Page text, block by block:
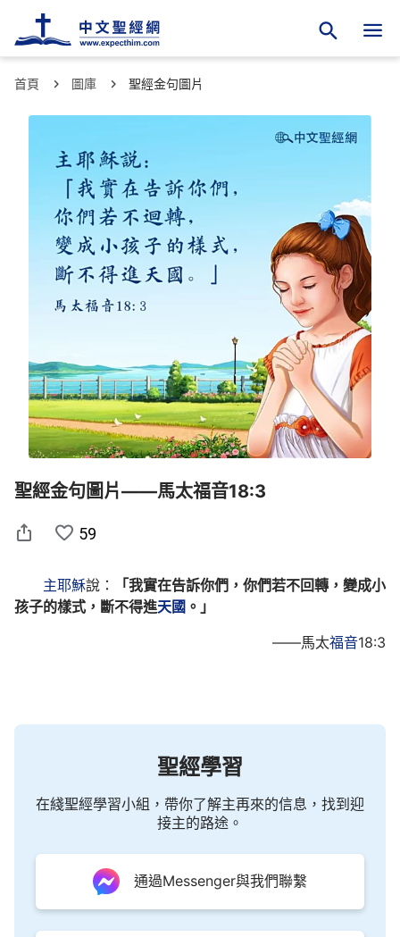
首頁 圖庫 聖經金句圖片
聖經金句圖片——馬太福音18:3
59
主耶穌說：
「我實在告訴你們，你們若不回轉，變成小
孩子的樣式，斷不得進天國 。」
——馬太福音18:3
聖經學習
在綫聖經學習小組，帶你了解主再來的信息，找到迎
接主的路途。
通過Messenger與我們聯繫